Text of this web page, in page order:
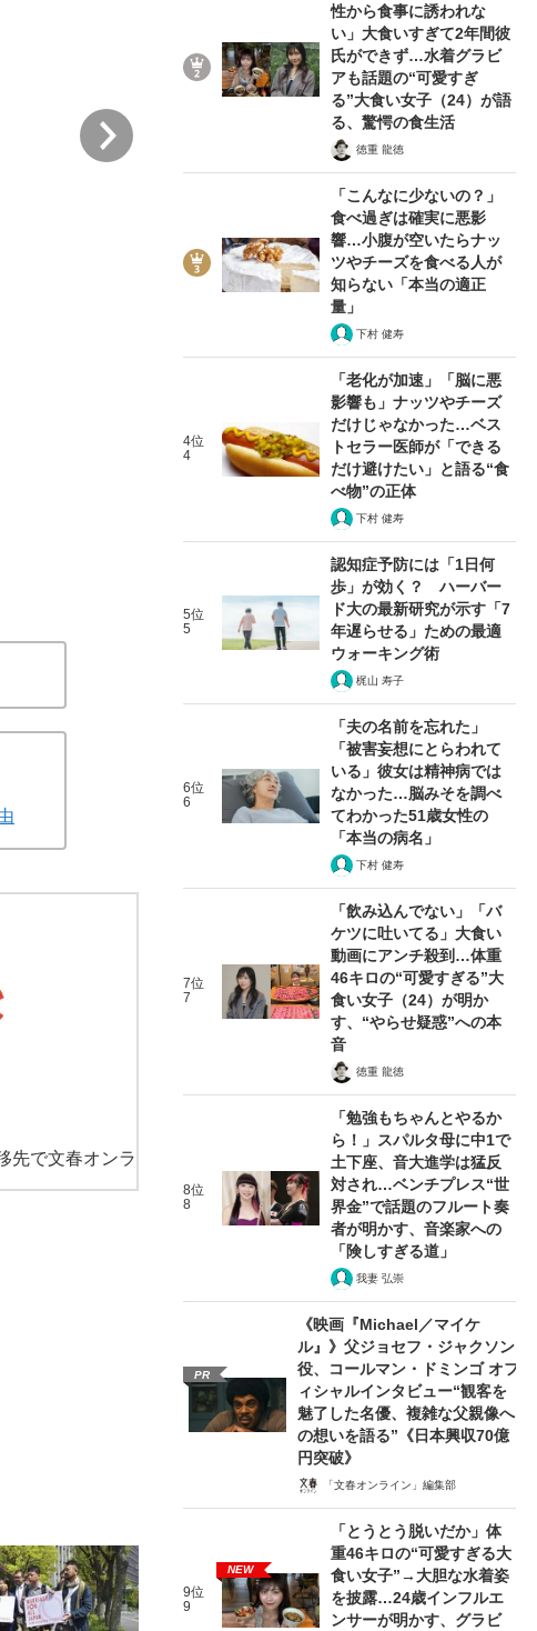
職場で同僚にカミングアウトされたら
2020/01/06
「ゲイにもいい人もいれば悪い人もいる」もちぎさん
夫夫（ふうふ）が日本で婚姻届を出したときの話 「男
ゲイの僕が、「男らしさ」について考えてみた
先で文春オンラ
性から食事に誘われな
い」大食いすぎて2年間彼
氏ができず…水着グラビ
アも話題の“可愛すぎ
る”大食い女子（24）が語
る、驚愕の食生活
徳重 龍徳
「こんなに少ないの？」
食べ過ぎは確実に悪影
響…小腹が空いたらナッ
ツやチーズを食べる人が
知らない「本当の適正
量」
下村 健寿
4位
4
「老化が加速」「脳に悪
影響も」ナッツやチーズ
だけじゃなかった…ベス
トセラー医師が「できる
だけ避けたい」と語る“食
べ物”の正体
下村 健寿
5位
5
認知症予防には「1日何
歩」が効く？ ハーバー
ド大の最新研究が示す「7
年遅らせる」ための最適
ウォーキング術
梶山 寿子
6位
6
「夫の名前を忘れた」
「被害妄想にとらわれて
いる」彼女は精神病では
なかった…脳みそを調べ
てわかった51歳女性の
「本当の病名」
下村 健寿
7位
7
「飲み込んでない」「バ
ケツに吐いてる」大食い
動画にアンチ殺到…体重
46キロの“可愛すぎる”大
食い女子（24）が明か
す、“やらせ疑惑”への本
音
徳重 龍徳
8位
8
「勉強もちゃんとやるか
ら！」スパルタ母に中1で
土下座、音大進学は猛反
対され…ベンチプレス“世
界金”で話題のフルート奏
者が明かす、音楽家への
「険しすぎる道」
我妻 弘崇
PR
《映画『Michael／マイケ
ル』》父ジョセフ・ジャクソン
役、コールマン・ドミンゴ オフ
ィシャルインタビュー“観客を
魅了した名優、複雑な父親像へ
の想いを語る”《日本興収70億
円突破》
「文春オンライン」編集部
9位
9
NEW
「とうとう脱いだか」体
重46キロの“可愛すぎる大
食い女子”→大胆な水着姿
を披露…24歳インフルエ
ンサーが明かす、グラビ